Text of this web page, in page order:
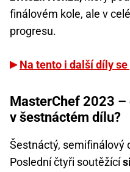
finálovém kole, ale v
progresu.
Na tento i další díly
MasterChef 2023 –
v šestnáctém dílu?
Šestnáctý, semifinálový
Poslední čtyři soutěžící